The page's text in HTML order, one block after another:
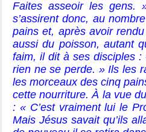
Faites asseoir les gens.
s’assirent donc, au
pains et, après avoir
aussi du poisson, autant
faim, il dit à ses disciples
rien ne se perde. » Ils les
les morceaux des cinq
cette nourriture. À la vue
: « C’est vraiment lui le
Mais Jésus savait qu’ils